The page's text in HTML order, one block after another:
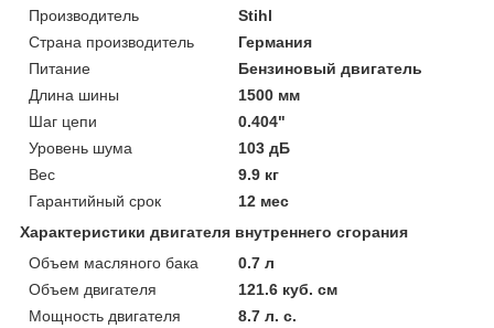
Производитель
Stihl
Страна производитель
Германия
Питание
Бензиновый двигатель
Длина шины
1500 мм
Шаг цепи
0.404"
Уровень шума
103 дБ
Вес
9.9 кг
Гарантийный срок
12 мес
Характеристики двигателя внутреннего сгорания
Объем масляного бака
0.7 л
Объем двигателя
121.6 куб. см
Мощность двигателя
8.7 л. с.